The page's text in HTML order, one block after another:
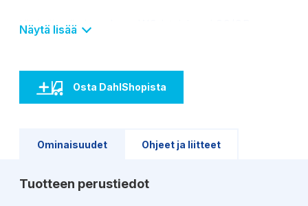
Kiiltävä valkoinen, kova WC-istuinkansi SC/QR on
messinki, saranakiinnike istuimelle: tapit kannen sisällä,
läppäluukun materiaali: kromattu messinki.
Näytä lisää
Osta DahlShopista
Ominaisuudet Ohjeet ja liitteet
Tuotteen perustiedot